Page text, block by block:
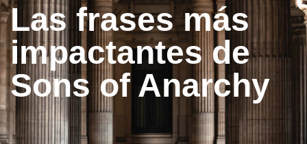
Las frases más
impactantes de
Sons of Anarchy